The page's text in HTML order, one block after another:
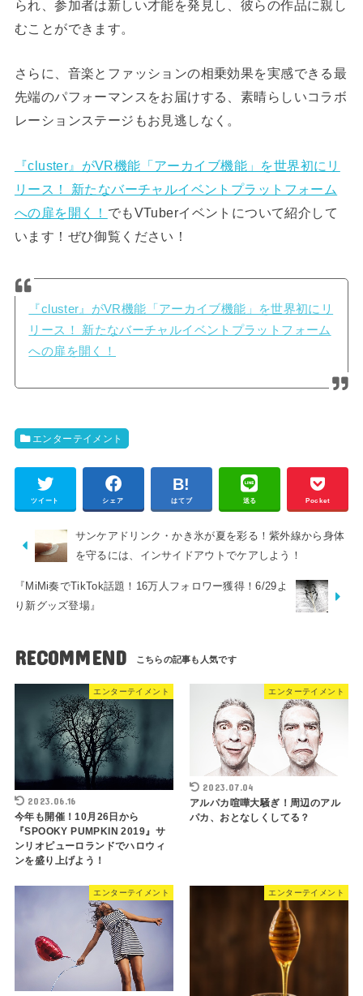
られ、参加者は新しい才能を発見し、彼らの作品に親し
むことができます。
さらに、音楽とファッションの相乗効果を実感できる最
先端のパフォーマンスをお届けする、素晴らしいコラボ
レーションステージもお見逃しなく。
『cluster』がVR機能「アーカイブ機能」を世界初にリ
リース！ 新たなバーチャルイベントプラットフォーム
への扉を開く！ でもVTuberイベントについて紹介して
います！ぜひ御覧ください！
『cluster』がVR機能「アーカイブ機能」を世界初にリ
リース！ 新たなバーチャルイベントプラットフォーム
への扉を開く！
エンターテイメント
ツイート シェア はてブ 送る Pocket
サンケアドリンク・かき氷が夏を彩る！紫外線から身体
を守るには、インサイドアウトでケアしよう！
『MiMi奏でTikTok話題！16万人フォロワー獲得！6/29よ
り新グッズ登場』
RECOMMEND
エンターテイメント
2023.06.16
今年も開催！10月26日から
『SPOOKY PUMPKIN 2019』サ
ンリオピューロランドでハロウィ
ンを盛り上げよう！
エンターテイメント
2023.07.04
アルパカ喧嘩大騒ぎ！周辺のアル
パカ、おとなしくしてる？
エンターテイメント エンターテイメント